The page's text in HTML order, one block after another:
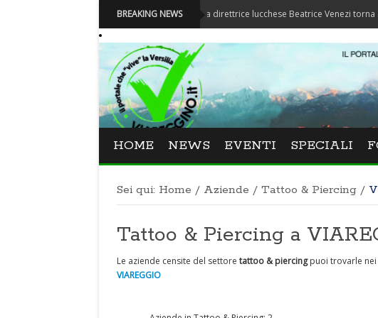
BREAKING NEWS
Festival La Versiliana - La direttrice lucchese Beatrice Venezi torna alla
HOME NEWS EVENTI SPECIALI
Sei qui: Home / Aziende / Tattoo & Piercing /
Tattoo & Piercing a
Le aziende censite del settore tattoo & piercingpuoi trovarle nei
VIAREGGIO